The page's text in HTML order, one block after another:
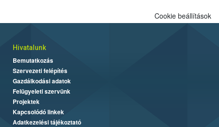
Cookie beállítások
Hivatalunk
Bemutatkozás
Szervezeti felépítés
Gazdálkodási adatok
Felügyeleti szervünk
Projektek
Kapcsolódó linkek
Adatkezelési tájékoztató